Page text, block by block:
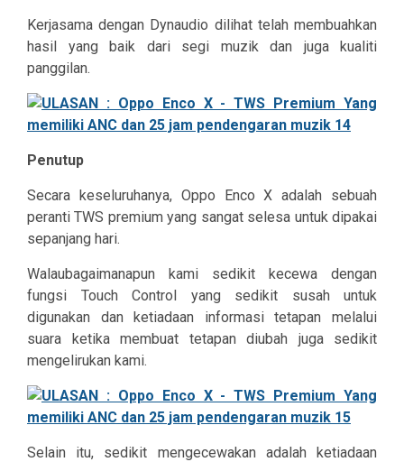
Kerjasama dengan Dynaudio dilihat telah membuahkan
hasil yang baik dari segi muzik dan juga kualiti
panggilan.
Penutup
Secara keseluruhanya, Oppo Enco X adalah sebuah
peranti TWS premium yang sangat selesa untuk dipakai
sepanjang hari.
Walaubagaimanapun kami sedikit kecewa dengan
fungsi Touch Control yang sedikit susah untuk
digunakan dan ketiadaan informasi tetapan melalui
suara ketika membuat tetapan diubah juga sedikit
mengelirukan kami.
Selain itu, sedikit mengecewakan adalah ketiadaan